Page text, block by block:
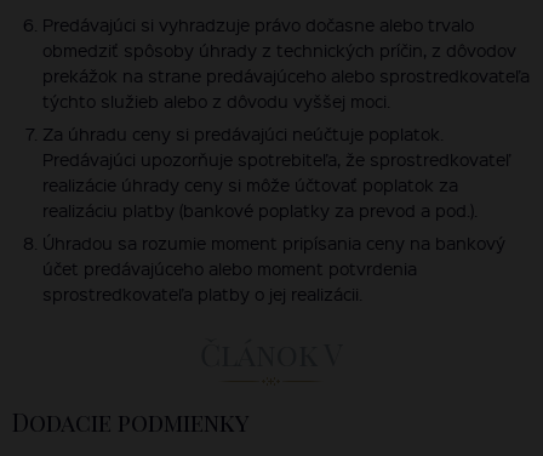
Predávajúci si vyhradzuje právo dočasne alebo trvalo
obmedziť spôsoby úhrady z technických príčin, z dôvodov
prekážok na strane predávajúceho alebo sprostredkovateľa
týchto služieb alebo z dôvodu vyššej moci.
Za úhradu ceny si predávajúci neúčtuje poplatok.
Predávajúci upozorňuje spotrebiteľa, že sprostredkovateľ
realizácie úhrady ceny si môže účtovať poplatok za
realizáciu platby (bankové poplatky za prevod a pod.).
Úhradou sa rozumie moment pripísania ceny na bankový
účet predávajúceho alebo moment potvrdenia
sprostredkovateľa platby o jej realizácii.
Dodacie podmienky